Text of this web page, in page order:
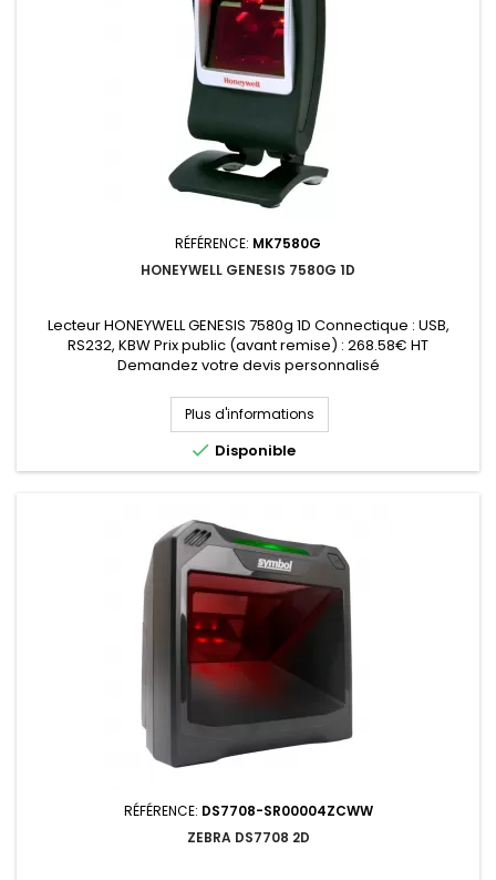
RÉFÉRENCE: MK7580G
HONEYWELL GENESIS 7580G 1D
Lecteur HONEYWELL GENESIS 7580g 1D Connectique : USB,
RS232, KBW Prix public (avant remise) : 268.58€ HT
Demandez votre devis personnalisé
Plus d'informations
 Disponible
RÉFÉRENCE: DS7708-SR00004ZCWW
ZEBRA DS7708 2D